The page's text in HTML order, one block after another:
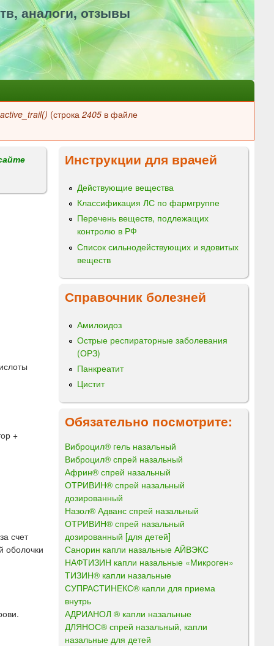
аналоги, отзывы
(строка 2405 в файле
+
счет
оболочки
Инструкции для врачей
Действующие вещества
Классификация ЛС по фармгруппе
Перечень веществ, подлежащих
контролю в РФ
Список сильнодействующих и ядовитых
веществ
Справочник болезней
Амилоидоз
Острые респираторные заболевания
(ОРЗ)
Панкреатит
Цистит
Обязательно посмотрите:
Виброцил® гель назальный
Виброцил® спрей назальный
Африн® спрей назальный
ОТРИВИН® спрей назальный
дозированный
Назол® Адванс спрей назальный
ОТРИВИН® спрей назальный
дозированный [для детей]
Санорин капли назальные АЙВЭКС
НАФТИЗИН капли назальные «Микроген»
ТИЗИН® капли назальные
СУПРАСТИНЕКС® капли для приема
внутрь
АДРИАНОЛ ® капли назальные
ДЛЯНОС® спрей назальный, капли
назальные для детей